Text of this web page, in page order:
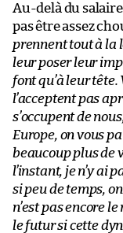
Au-delà du
pas être assez
prennent tout à la
leur poser leur
font qu’à leur tête.
l’acceptent pas
s’occupent de
Europe, on vous
beaucoup plus de
l’instant, je n’y ai
si peu de temps,
n’est pas encore
le futur si cette